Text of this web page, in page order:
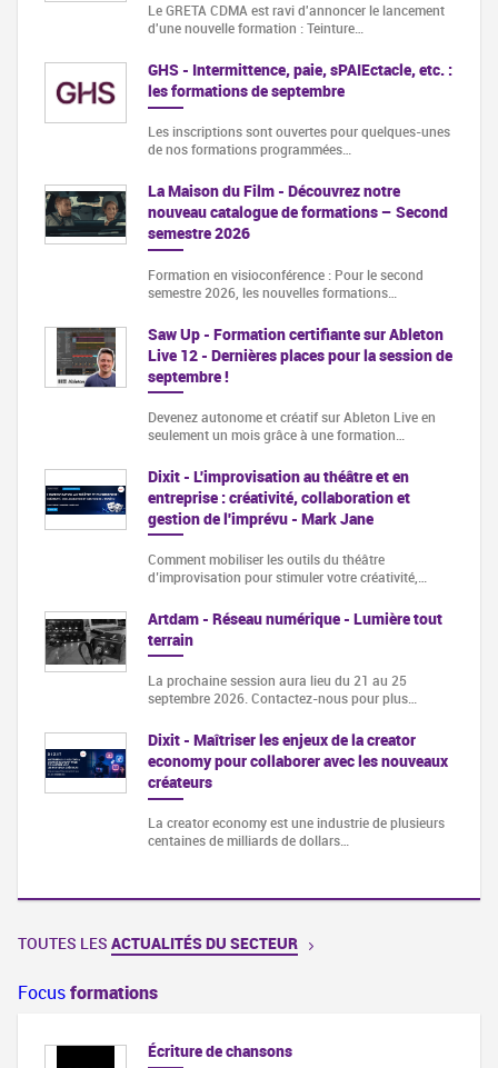
Le GRETA CDMA est ravi d'annoncer le lancement
d'une nouvelle formation : Teinture…
GHS - Intermittence, paie, sPAIEctacle, etc. :
les formations de septembre
Les inscriptions sont ouvertes pour quelques-unes
de nos formations programmées…
La Maison du Film - Découvrez notre
nouveau catalogue de formations – Second
semestre 2026
Formation en visioconférence : Pour le second
semestre 2026, les nouvelles formations…
Saw Up - Formation certifiante sur Ableton
Live 12 - Dernières places pour la session de
septembre !
Devenez autonome et créatif sur Ableton Live en
seulement un mois grâce à une formation…
Dixit - L'improvisation au théâtre et en
entreprise : créativité, collaboration et
gestion de l'imprévu - Mark Jane
Comment mobiliser les outils du théâtre
d’improvisation pour stimuler votre créativité,…
Artdam - Réseau numérique - Lumière tout
terrain
La prochaine session aura lieu du 21 au 25
septembre 2026. Contactez-nous pour plus…
Dixit - Maîtriser les enjeux de la creator
economy pour collaborer avec les nouveaux
créateurs
La creator economy est une industrie de plusieurs
centaines de milliards de dollars…
TOUTES LES ACTUALITÉS DU SECTEUR
Focusformations
Écriture de chansons